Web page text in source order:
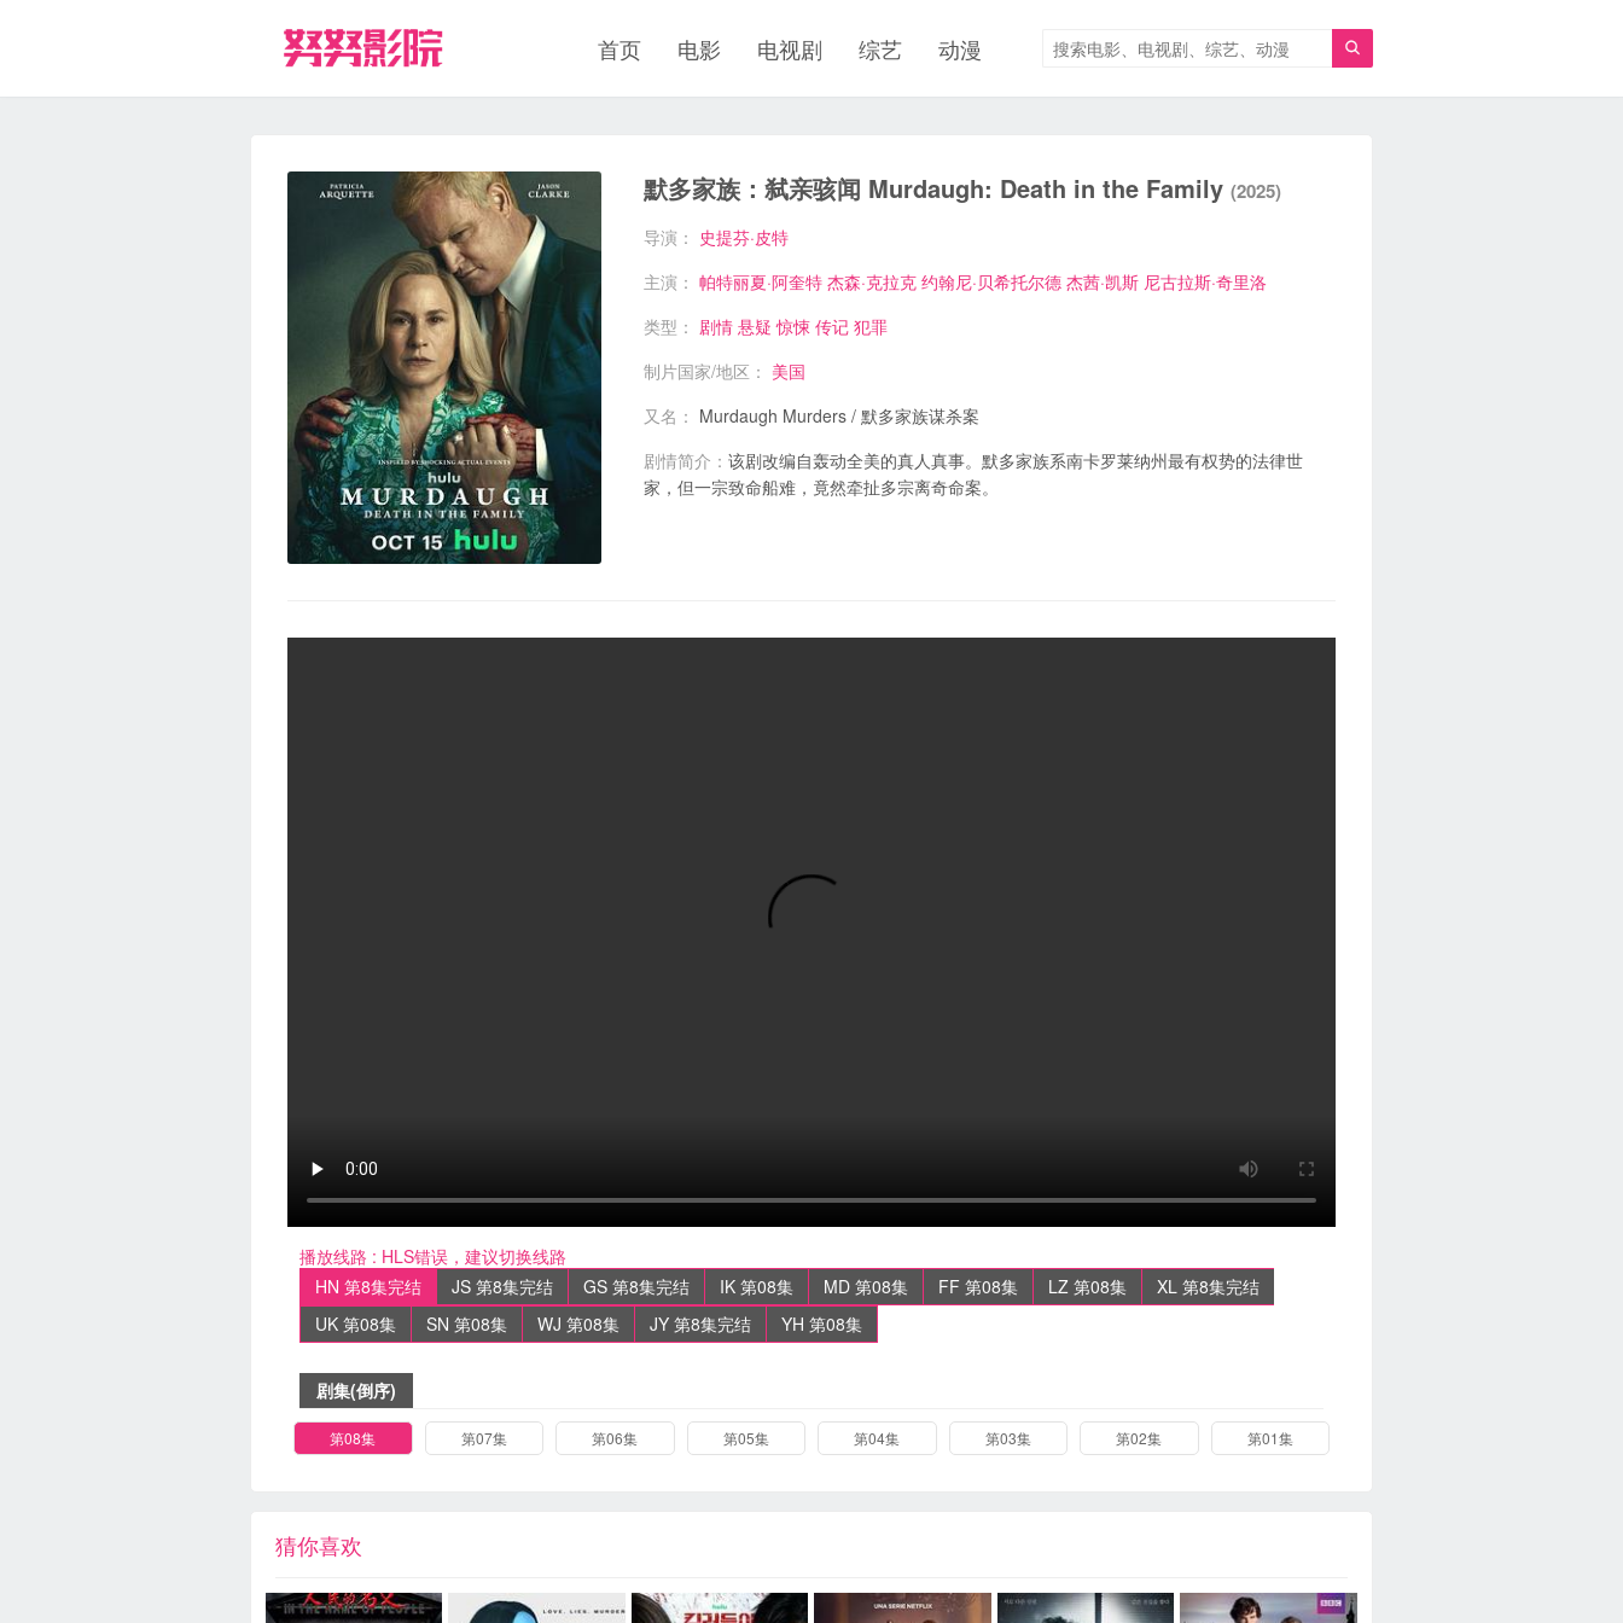

首页 电影 电视剧 综艺 动漫
默多家族：弑亲骇闻 Murdaugh: Death in the Family (2025)
导演： 史提芬·皮特
主演： 帕特丽夏·阿奎特 杰森·克拉克 约翰尼·贝希托尔德 杰茜·凯斯 尼古拉斯·奇里洛
类型： 剧情 悬疑 惊悚 传记 犯罪
制片国家/地区： 美国
又名： Murdaugh Murders / 默多家族谋杀案
剧情简介： 该剧改编自轰动全美的真人真事。默多家族系南卡罗莱纳州最有权势的法律世
家，但一宗致命船难，竟然牵扯多宗离奇命案。
播放线路 : HLS错误，建议切换线路
HN 第8集完结
JS 第8集完结 GS 第8集完结 IK 第08集 MD 第08集 FF 第08集 LZ 第08集
XL 第8集完结
UK 第08集
SN 第08集 WJ 第08集 JY 第8集完结 YH 第08集
剧集(倒序)
第08集 第07集 第06集 第05集 第04集 第03集 第02集 第01集
猜你喜欢